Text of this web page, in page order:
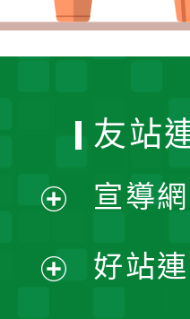
開
友站
宣導
好站